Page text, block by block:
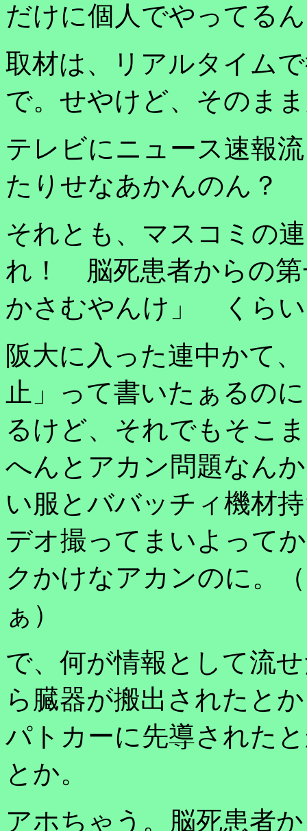
だけに個人でやってる
取材は、リアルタイム
で。せやけど、そのま
テレビにニュース速報
たりせなあかんのん？
それとも、マスコミの
れ！ 脳死患者からの第
かさむやんけ」 くらい
阪大に入った連中かて
止」って書いたぁるの
るけど、それでもそこ
へんとアカン問題なん
い服とババッチィ機材
デオ撮ってまいよって
クかけなアカンのに。
ぁ）
で、何が情報として流
ら臓器が搬出されたと
パトカーに先導された
とか。
アホちゃう。脳死患者